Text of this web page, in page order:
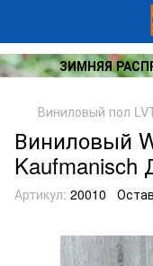
ЗИМНЯЯ
Виниловый пол
Виниловый
Kaufmanisch
Артикул: 20010